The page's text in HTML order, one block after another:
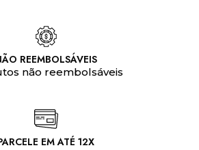
REEMBOLSÁVEIS
não reembolsáveis
EM ATÉ 12X